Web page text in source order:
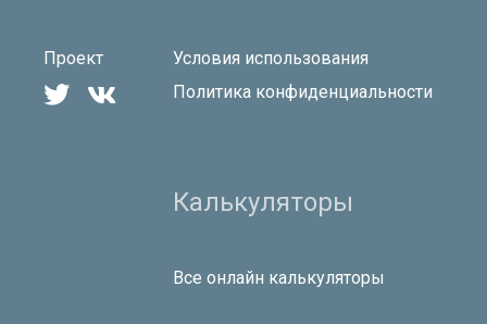
Проект
 
Условия использования
Политика конфиденциальности
Калькуляторы
Все онлайн калькуляторы